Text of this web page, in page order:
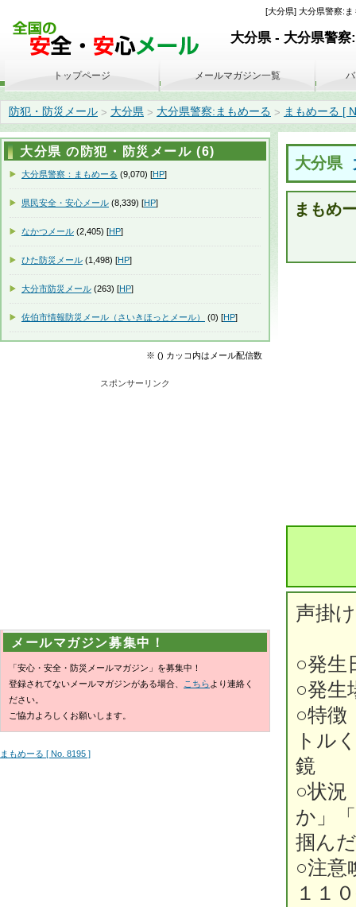
[大分県] 大分県警察:
大分県 - 大分県警察
防犯・防災メール > 大分県 > 大分県警察:まもめーる > まもめーる [
大分県
まもめ
声掛
○発生
○発生
○特徴
トル
鏡
○状況
か」
掴ん
○注意
１１
トップページ メールマガジン一覧
大分県 の防犯・防災メール (6)
大分県警察：まもめーる (9,070) [HP]
県民安全・安心メール (8,339) [HP]
なかつメール (2,405) [HP]
ひた防災メール (1,498) [HP]
大分市防災メール (263) [HP]
佐伯市情報防災メール（さいきほっとメール） (0) [HP]
※ () カッコ内はメール配信数
スポンサーリンク
メールマガジン募集中！
「安心・安全・防災メールマガジン」を募集中！
登録されてないメールマガジンがある場合、
こちら より連絡く
ださい。
ご協力よろしくお願いします。
まもめーる [ No. 8195 ]